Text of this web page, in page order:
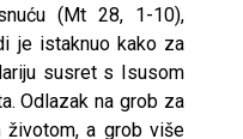
(Mt 28, 1-10),
je istaknuo kako za
susret s Isusom
Odlazak na grob za
a grob više